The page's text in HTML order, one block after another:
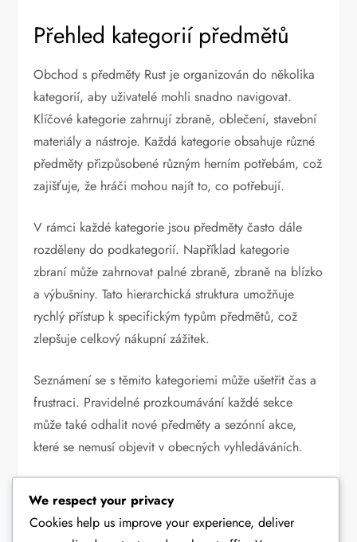
Přehled kategorií předmětů
Obchod s předměty Rust je organizován do několika
kategorií, aby uživatelé mohli snadno navigovat.
Klíčové kategorie zahrnují zbraně, oblečení, stavební
materiály a nástroje. Každá kategorie obsahuje různé
předměty přizpůsobené různým herním potřebám, což
zajišťuje, že hráči mohou najít to, co potřebují.
V rámci každé kategorie jsou předměty často dále
rozděleny do podkategorií. Například kategorie
zbraní může zahrnovat palné zbraně, zbraně na blízko
a výbušniny. Tato hierarchická struktura umožňuje
rychlý přístup k specifickým typům předmětů, což
zlepšuje celkový nákupní zážitek.
Seznámení se s těmito kategoriemi může ušetřit čas a
frustraci. Pravidelné prozkoumávání každé sekce
může také odhalit nové předměty a sezónní akce,
které se nemusí objevit v obecných vyhledáváních.
Propagační akce a zapojení
komunity
We respect your privacy
Cookies help us improve your experience, deliver